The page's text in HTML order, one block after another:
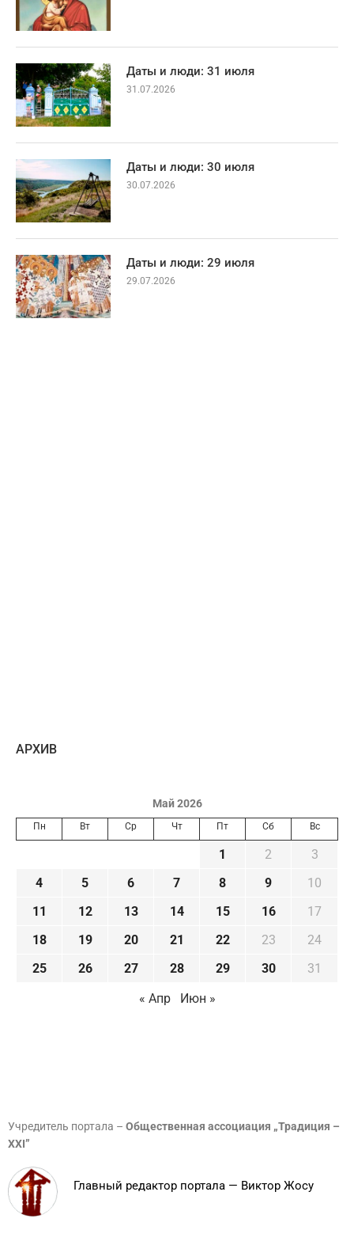
Даты и люди: 31 июля
31.07.2026
Даты и люди: 30 июля
30.07.2026
Даты и люди: 29 июля
29.07.2026
AРХИВ
Май 2026
Пн Вт Ср Чт Пт Сб Вс
1 2
3
4
5 6 7 8 9
10
11
12 13 14 15 16
17
18
19 20 21 22 23
24
25
26 27 28 29 30
31
« Апр
Июн »
Учредитель портала – Общественная ассоциация „Традиция –
XXI”
Главный редактор портала — Виктор Жосу